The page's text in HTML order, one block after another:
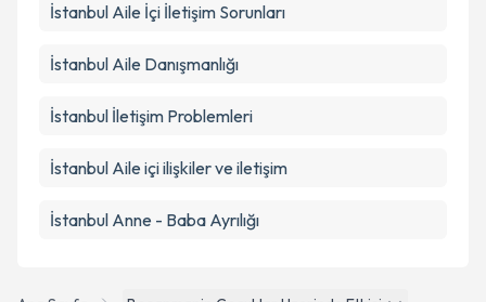
İstanbul Aile İçi İletişim Sorunları
İstanbul Aile Danışmanlığı
İstanbul İletişim Problemleri
İstanbul Aile içi ilişkiler ve iletişim
İstanbul Anne - Baba Ayrılığı